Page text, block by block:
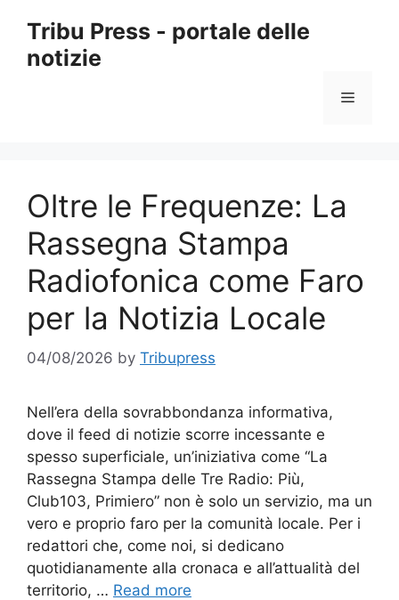
content
Tribu Press - portale delle
notizie
Menu
Oltre le Frequenze: La
Rassegna Stampa
Radiofonica come Faro
per la Notizia Locale
04/08/2026 by Tribupress
Nell’era della sovrabbondanza informativa,
dove il feed di notizie scorre incessante e
spesso superficiale, un’iniziativa come “La
Rassegna Stampa delle Tre Radio: Più,
Club103, Primiero” non è solo un servizio, ma un
vero e proprio faro per la comunità locale. Per i
redattori che, come noi, si dedicano
quotidianamente alla cronaca e all’attualità del
territorio, … Read more